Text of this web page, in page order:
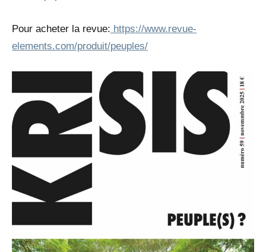
Pour acheter la revue: https://www.revue-
elements.com/produit/peuples/